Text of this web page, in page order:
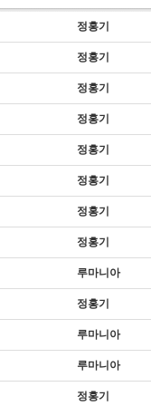
정홍기
정홍기
정홍기
정홍기
정홍기
정홍기
정홍기
정홍기
루마니아
정홍기
루마니아
루마니아
정홍기